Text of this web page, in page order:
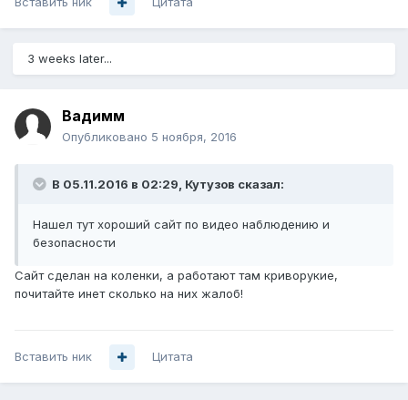
3 weeks later...
Вадимм
Опубликовано 5 ноября, 2016
В 05.11.2016 в 02:29, Кутузов сказал:
Нашел тут хороший сайт по видео наблюдению и
безопасности
Сайт сделан на коленки, а работают там криворукие,
почитайте инет сколько на них жалоб!
Вставить ник Цитата